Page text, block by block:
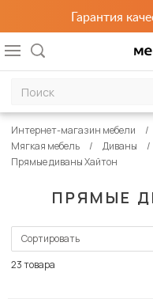
Гарантия
ПРЯМЫЕ
Интернет-магазин мебели
Мягкая мебель
Диваны
Прямые диваны Хайтон
Сортировать
23 товара